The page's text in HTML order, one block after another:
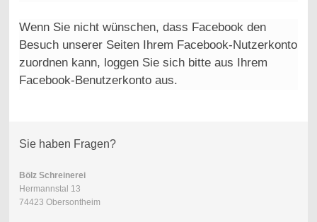
Wenn Sie nicht wünschen, dass Facebook den
Besuch unserer Seiten Ihrem Facebook-Nutzerkonto
zuordnen kann, loggen Sie sich bitte aus Ihrem
Facebook-Benutzerkonto aus.
Sie haben Fragen?
Bölz Schreinerei
Hermannstal 13
74423 Obersontheim